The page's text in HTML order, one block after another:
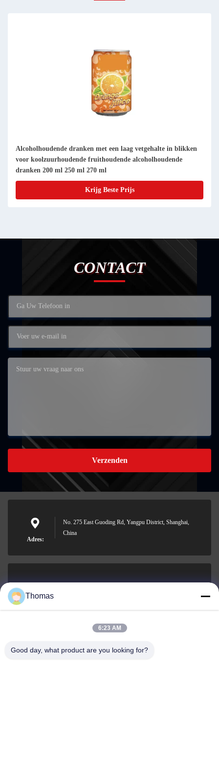
dranken met een laag vetgehalte in blikken
fruithoudende alcoholhoudende
250 ml 270 ml
Verfrissende smaak
Productieproces
CONTACT
Verzenden
Adres:
No. 275 East Guoding Rd, Yangpu District, Shanghai,
China
0086-15921524026
Thomas
6:23 AM
Good day, what product are you looking for?